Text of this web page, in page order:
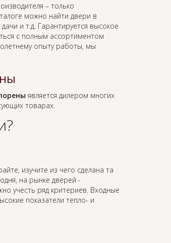
– только
можно найти двери в
и т.д. Гарантируется высокое
с полным ассортиментом
опыту работы, мы
является дилером многих
товарах.
изучите из чего сделана та
на рынке дверей -
учесть ряд критериев. Входные
показатели тепло- и